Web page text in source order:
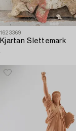
1623369
Kjartan Slettemark